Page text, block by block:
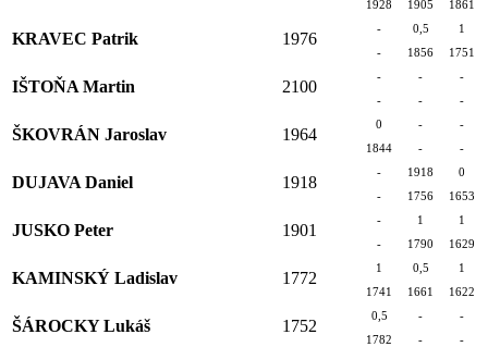
1928
1905 1861
KRAVEC Patrik 1976
- 0,5
1
-
1856 1751
IŠTOŇA Martin 2100
- -
-
-
- -
ŠKOVRÁN Jaroslav 1964
0 -
-
1844
- -
DUJAVA Daniel 1918
- 1918
0
-
1756 1653
JUSKO Peter 1901
- 1
1
-
1790 1629
KAMINSKÝ Ladislav 1772
1 0,5
1
1741
1661 1622
ŠÁROCKY Lukáš 1752
0,5 -
-
1782
- -